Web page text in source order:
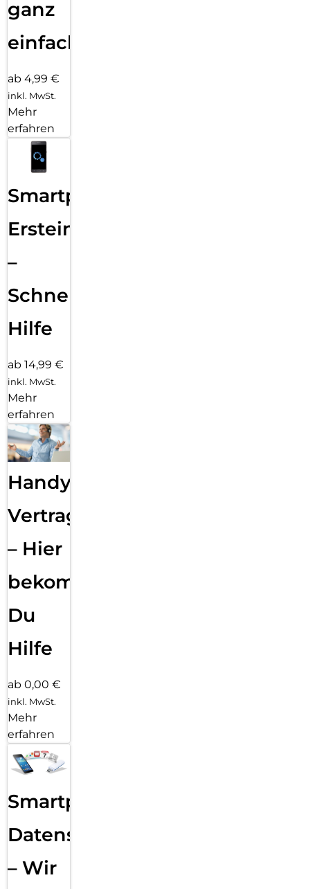
ganz
einfach
ab 4,99 €
inkl. MwSt.
Mehr
erfahren
Smartphone
Ersteinrichtung
–
Schnelle
Hilfe
ab 14,99 €
inkl. MwSt.
Mehr
erfahren
Handy
Vertragsabwicklung
– Hier
bekommst
Du
Hilfe
ab 0,00 €
inkl. MwSt.
Mehr
erfahren
Smartphone
Datensicherung
– Wir